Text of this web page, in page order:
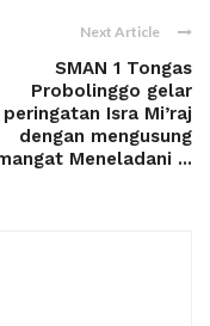
Next Article
SMAN 1 Tongas
Probolinggo gelar
peringatan Isra Mi’raj
dengan mengusung
Meneladani ...